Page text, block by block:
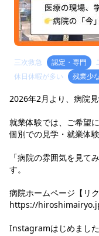
三次救急 認定・専門
休日休暇が多い
残業少
2026年2月より、病院
就業体験では、ご希望
個別での見学・就業体
「病院の雰囲気を見て
す。
病院ホームページ【リ
https://
Instagramはじめまし